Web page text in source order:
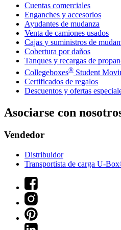
Cuentas comerciales
Enganches y accesorios
Ayudantes de mudanza
Venta de camiones usados
Cajas y suministros de
Cobertura por daños
Tanques y recargas de
Collegeboxes® Student
Certificados de regalos
Descuentos y ofertas
Asociarse con
Vendedor
Distribuidor
Transportista de carga U-